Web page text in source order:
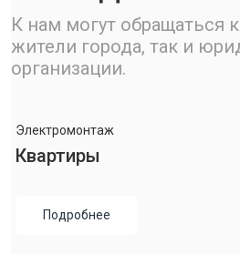
К нам могут обращаться
жители города, так и
организации.
Электромонтаж
Квартиры
Подробнее